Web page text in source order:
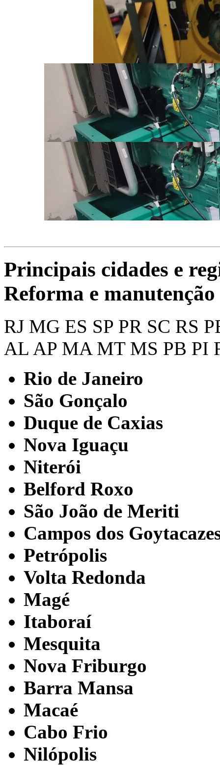
Principais cidades e
Reforma e
RJ MG ES SP PR SC RS
AL AP MA MT MS PB PI
Rio de Janeiro
São Gonçalo
Duque de Caxias
Nova Iguaçu
Niterói
Belford Roxo
São João de Meriti
Campos dos
Petrópolis
Volta Redonda
Magé
Itaboraí
Mesquita
Nova Friburgo
Barra Mansa
Macaé
Cabo Frio
Nilópolis